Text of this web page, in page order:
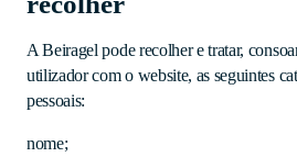
A Beiragel pode recolher e tratar,
utilizador com o website, as seguintes
pessoais:
nome;